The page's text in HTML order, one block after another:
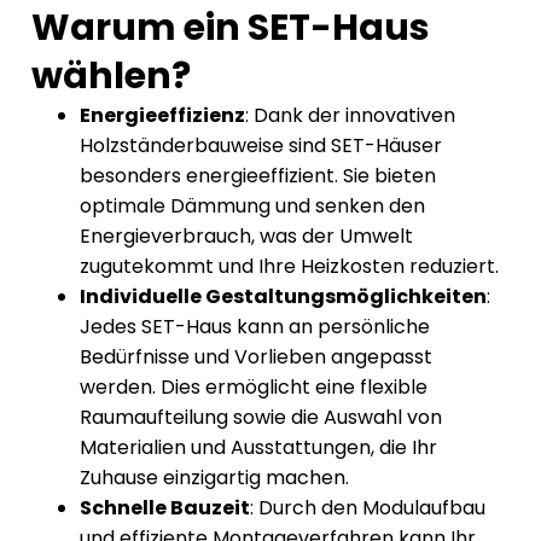
Warum ein SET-Haus
wählen?
Energieeffizienz: Dank der innovativen
Holzständerbauweise sind SET-Häuser
besonders energieeffizient. Sie bieten
optimale Dämmung und senken den
Energieverbrauch, was der Umwelt
zugutekommt und Ihre Heizkosten reduziert.
Individuelle Gestaltungsmöglichkeiten:
Jedes SET-Haus kann an persönliche
Bedürfnisse und Vorlieben angepasst
werden. Dies ermöglicht eine flexible
Raumaufteilung sowie die Auswahl von
Materialien und Ausstattungen, die Ihr
Zuhause einzigartig machen.
Schnelle Bauzeit: Durch den Modulaufbau